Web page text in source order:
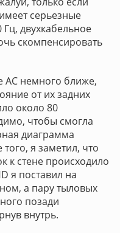
серьезные
двухкабельное
скомпенсировать
АС немного ближе,
от их задних
около 80
чтобы смогла
диаграмма
я заметил, что
к стене происходило
я поставил на
а пару тыловых
позади
внутрь.